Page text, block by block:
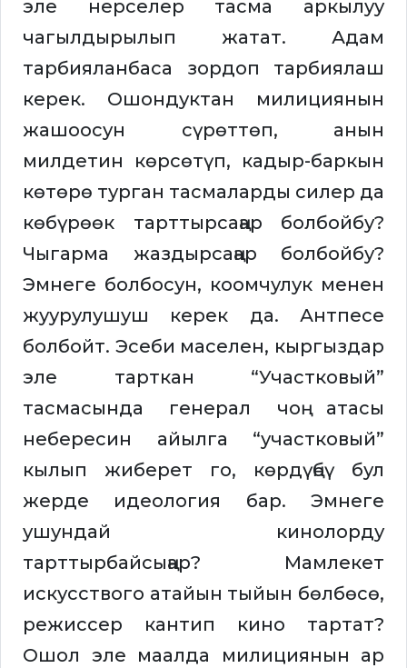
эле нерселер тасма аркылуу
чагылдырылып жатат. Адам
тарбияланбаса зордоп тарбиялаш
керек. Ошондуктан милициянын
жашоосун сүрөттөп, анын
милдетин көрсөтүп, кадыр-баркын
көтөрө турган тасмаларды силер да
көбүрөөк тарттырсаңар болбойбу?
Чыгарма жаздырсаңар болбойбу?
Эмнеге болбосун, коомчулук менен
жуурулушуш керек да. Антпесе
болбойт. Эсеби маселен, кыргыздар
эле тарткан “Участковый”
тасмасында генерал чоң атасы
небересин айылга “участковый”
кылып жиберет го, көрдүңбү бул
жерде идеология бар. Эмнеге
ушундай кинолорду
тарттырбайсыңар? Мамлекет
искусствого атайын тыйын бөлбөсө,
режиссер кантип кино тартат?
Ошол эле маалда милициянын ар